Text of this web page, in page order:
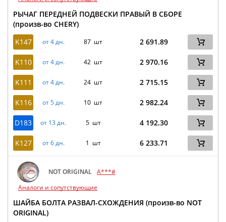
РЫЧАГ ПЕРЕДНЕЙ ПОДВЕСКИ ПРАВЫЙ В СБОРЕ
(произв-во CHERY)
K147
от 4 дн. 87 шт 2 691.89
K110 от 4 дн. 42 шт 2 970.16
K111 от 4 дн. 24 шт 2 715.15
K116 от 5 дн. 10 шт 2 982.24
D183 от 13 дн. 5 шт 4 192.30
K127 от 6 дн. 1 шт 6 233.71
NOT ORIGINAL A***#
Аналоги и сопутствующие
ШАЙБА БОЛТА РАЗВАЛ-СХОЖДЕНИЯ (произв-во NOT
ORIGINAL)